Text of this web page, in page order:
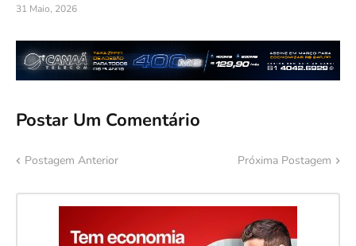
31 Maio, 2026
Postar Um Comentário
Postagem Anterior Próxima Postagem